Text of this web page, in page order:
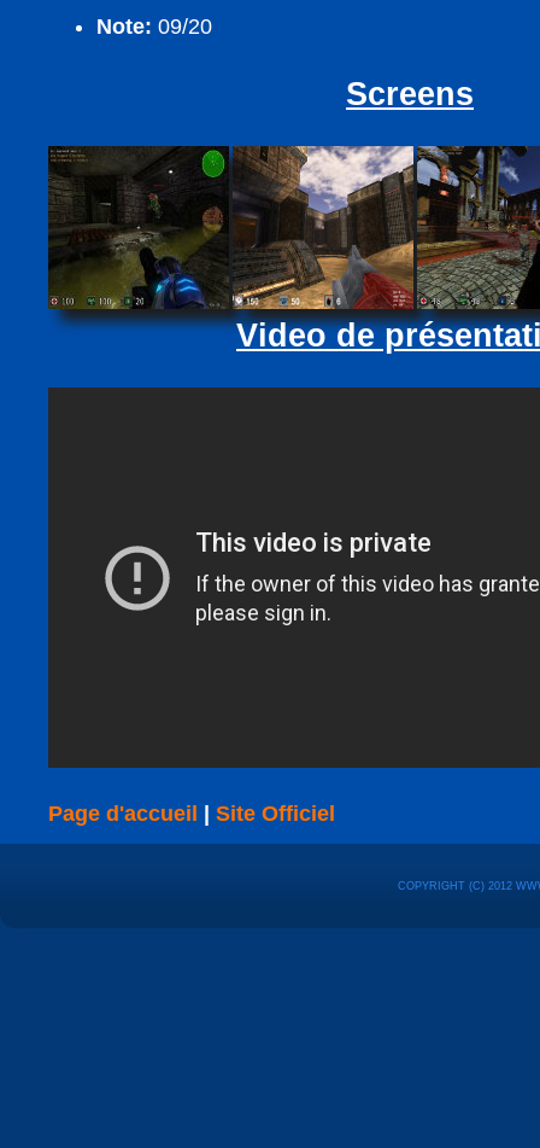
Note: 09/20
Screens
Video de
Page d'accueil Site Officiel
COPYRIGHT (C) 2012